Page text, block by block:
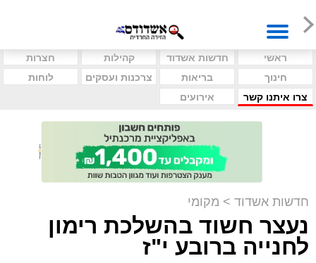
ראשי חדשות אשדוד קהילות
חצרות
חינוך
בריאות צרכנות ועסקים
לוחות
צרו איתנו קשר
אירועים
חדשות אשדוד > מקומי
נעצר חשוד בהשלכת רימון
לחנייה ברובע י"ז